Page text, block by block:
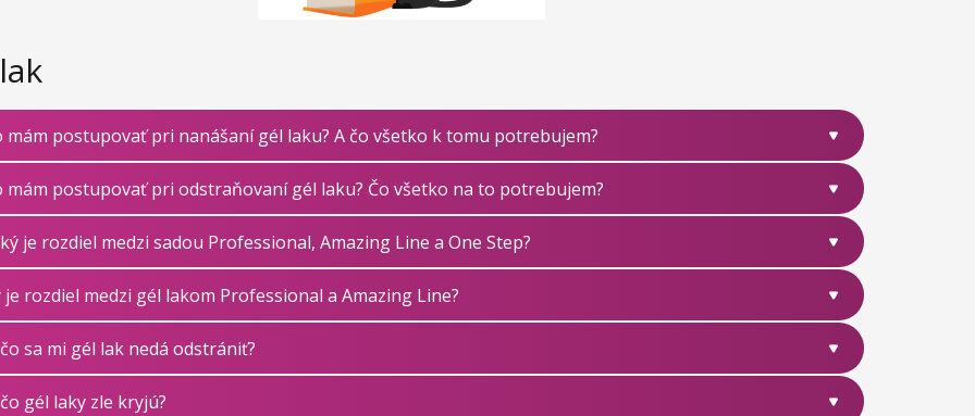
mám postupovať pri nanášaní gél laku? A čo všetko k tomu potrebujem?
mám postupovať pri odstraňovaní gél laku? Čo všetko na to potrebujem?
je rozdiel medzi sadou Professional, Amazing Line a One Step?
je rozdiel medzi gél lakom Professional a Amazing Line?
sa mi gél lak nedá odstrániť?
gél laky zle kryjú?